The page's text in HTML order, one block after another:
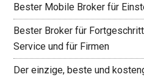
Bester Mobile Broker für
Bester Broker für
Service und für Firmen
Der einzige, beste und